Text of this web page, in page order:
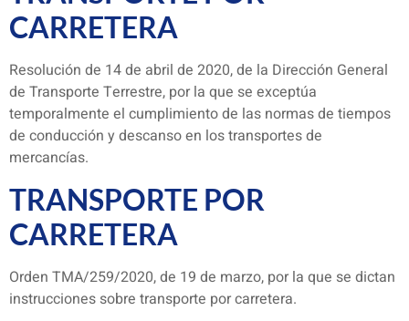
CARRETERA
Resolución de 14 de abril de 2020, de la Dirección General
de Transporte Terrestre, por la que se exceptúa
temporalmente el cumplimiento de las normas de tiempos
de conducción y descanso en los transportes de
mercancías.
TRANSPORTE POR
CARRETERA
Orden TMA/259/2020, de 19 de marzo, por la que se dictan
instrucciones sobre transporte por carretera.